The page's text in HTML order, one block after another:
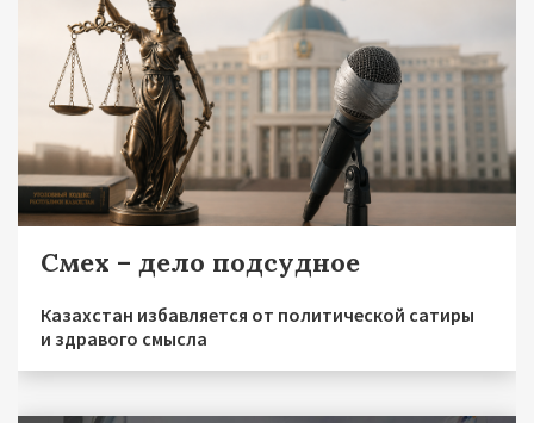
Смех – дело подсудное
Казахстан избавляется от политической сатиры
и здравого смысла